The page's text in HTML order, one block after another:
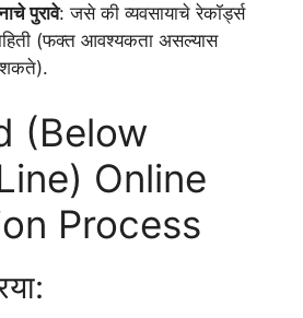
पुरावे: जसे की व्यवसायाचे रेकॉर्ड्स
(फक्त आवश्यकता असल्यास
शकते).
(Below
Online
Process